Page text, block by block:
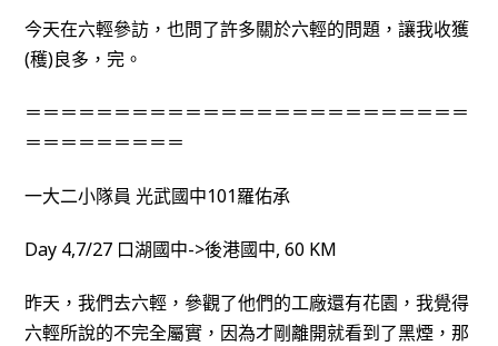
今天在六輕參訪，也問了許多關於六輕的問題，讓我收獲
(穫)良多，完。
＝＝＝＝＝＝＝＝＝＝＝＝＝＝＝＝＝＝＝＝＝＝＝＝＝
＝＝＝＝＝＝＝＝＝
一大二小隊員 光武國中101羅佑承
Day 4,7/27 口湖國中->後港國中, 60 KM
昨天，我們去六輕，參觀了他們的工廠還有花園，我覺得
六輕所說的不完全屬實，因為才剛離開就看到了黑煙，那